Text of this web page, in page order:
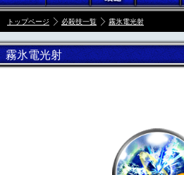
トップページ 必殺技一覧 霧氷電光射
霧氷電光射